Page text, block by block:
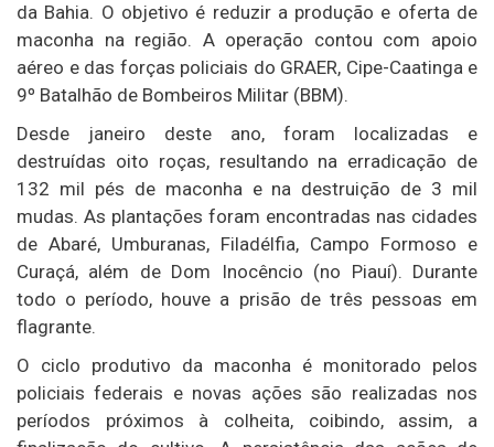
da Bahia. O objetivo é reduzir a produção e oferta de
maconha na região. A operação contou com apoio
aéreo e das forças policiais do GRAER, Cipe-Caatinga e
9º Batalhão de Bombeiros Militar (BBM).
Desde janeiro deste ano, foram localizadas e
destruídas oito roças, resultando na erradicação de
132 mil pés de maconha e na destruição de 3 mil
mudas. As plantações foram encontradas nas cidades
de Abaré, Umburanas, Filadélfia, Campo Formoso e
Curaçá, além de Dom Inocêncio (no Piauí). Durante
todo o período, houve a prisão de três pessoas em
flagrante.
O ciclo produtivo da maconha é monitorado pelos
policiais federais e novas ações são realizadas nos
períodos próximos à colheita, coibindo, assim, a